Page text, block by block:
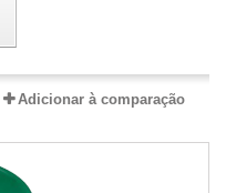
Adicionar à comparação